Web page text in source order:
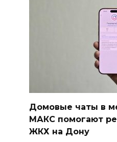
Домовые чаты в
МАКС помогают
ЖКХ на Дону